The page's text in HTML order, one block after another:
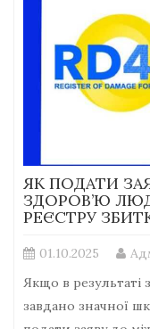
ЯК ПОДАТИ
ЗДОРОВ’Ю
РЕЄСТРУ
01.10.2025
Якщо в результаті
завдано значної